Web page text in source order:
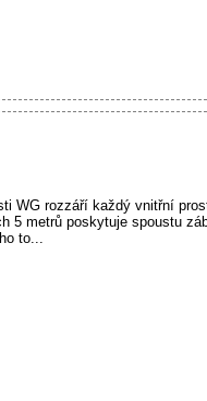
WG rozzáří každý vnitřní
5 metrů poskytuje spoustu
to...